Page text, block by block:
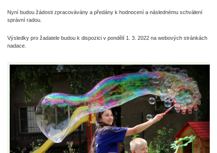
Nyní budou žádosti zpracovávány a předány k hodnocení a následnému schválení
správní radou.
Výsledky pro žadatele budou k dispozici v pondělí 1. 3. 2022 na webových stránkách
nadace.